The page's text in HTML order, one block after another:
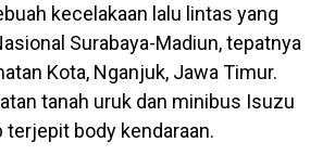
kecelakaan lalu lintas yang
Surabaya-Madiun, tepatnya
Kota, Nganjuk, Jawa Timur.
tanah uruk dan minibus Isuzu
terjepit body kendaraan.